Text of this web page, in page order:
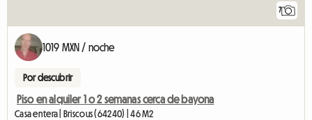
7
1019 MXN / noche
Por descubrir
Piso en alquiler 1 o 2 semanas cerca de bayona
Casa entera | Briscous (64240) | 46 M2